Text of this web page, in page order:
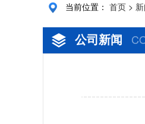
当前位置： 首页 >
公司新闻